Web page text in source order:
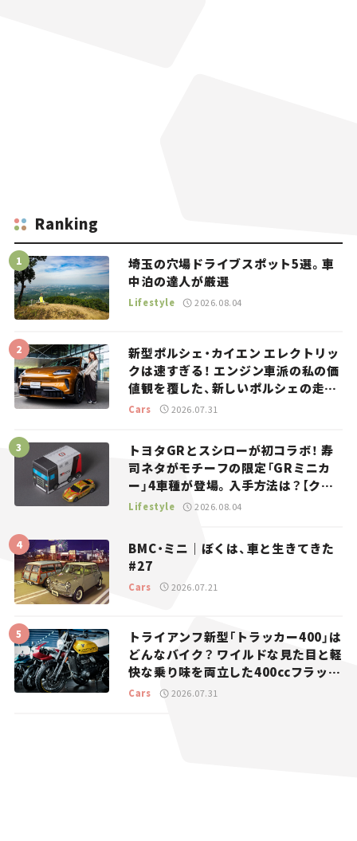
Ranking
埼玉の穴場ドライブスポット5選。車
中泊の達人が厳選
Lifestyle 2026.08.04
新型ポルシェ・カイエン エレクトリッ
クは速すぎる！ エンジン車派の私の価
値観を覆した、新しいポルシェの走
り。
Cars 2026.07.31
トヨタGRとスシローが初コラボ！ 寿
司ネタがモチーフの限定「GRミニカ
ー」4車種が登場。入手方法は？【クル
マとホビー】
Lifestyle 2026.08.04
BMC・ミニ｜ぼくは、車と生きてきた
#27
Cars 2026.07.21
トライアンフ新型「トラッカー400」は
どんなバイク？ ワイルドな見た目と軽
快な乗り味を両立した400ccフラット
トラッカー【試乗レビュー】
Cars 2026.07.31